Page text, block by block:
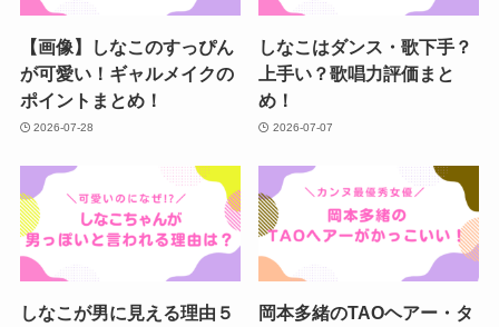
【画像】しなこのすっぴん
が可愛い！ギャルメイクの
ポイントまとめ！
2026-07-28
しなこはダンス・歌下手？
上手い？歌唱力評価まと
め！
2026-07-07
しなこが男に見える理由５
岡本多緒のTAOヘアー・タ